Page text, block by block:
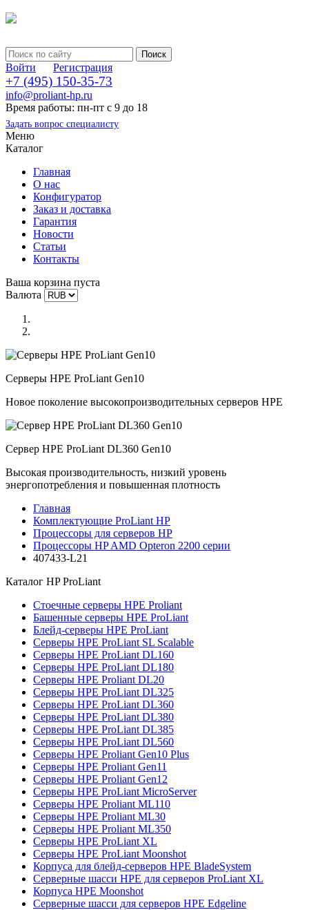
Войти Регистрация
+7 (495) 150-35-73
info@proliant-hp.ru
Время работы: пн-пт с 9 до 18
Задать вопрос специалисту
Меню
Каталог
Главная
О нас
Конфигуратор
Заказ и доставка
Гарантия
Новости
Статьи
Контакты
Ваша корзина пуста
Валюта
Серверы HPE ProLiant Gen10
Новое поколение высокопроизводительных серверов HPE
Сервер HPE ProLiant DL360 Gen10
Высокая производительность, низкий уровень
энергопотребления и повышенная плотность
Главная
Комплектующие ProLiant HP
Процессоры для серверов HP
Процессоры HP AMD Opteron 2200 серии
407433-L21
Каталог HP ProLiant
Стоечные серверы HPE Proliant
Башенные серверы HPE ProLiant
Блейд-серверы HPE ProLiant
Серверы HPE ProLiant SL Scalable
Серверы HPE ProLiant DL160
Серверы HPE ProLiant DL180
Серверы HPE Proliant DL20
Серверы HPE ProLiant DL325
Серверы HPE ProLiant DL360
Серверы HPE ProLiant DL380
Серверы HPE ProLiant DL385
Серверы HPE ProLiant DL560
Серверы HPE Proliant Gen10 Plus
Серверы HPE Proliant Gen11
Серверы HPE Proliant Gen12
Серверы HPE ProLiant MicroServer
Серверы HPE Proliant ML110
Серверы HPE Proliant ML30
Серверы HPE Proliant ML350
Серверы HPE ProLiant XL
Серверы HPE ProLiant Moonshot
Корпуса для блейд-серверов HPE BladeSystem
Серверные шасси HPE для серверов ProLiant XL
Корпуса HPE Moonshot
Серверные шасси для серверов HPE Edgeline